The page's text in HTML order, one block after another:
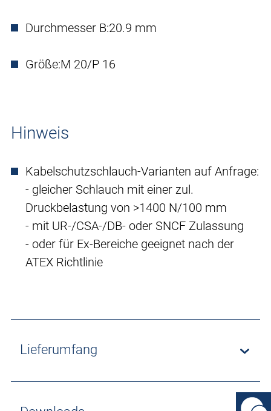
Durchmesser B:20.9 mm
Größe:M 20/P 16
Hinweis
Kabelschutzschlauch-Varianten auf Anfrage:
- gleicher Schlauch mit einer zul.
Druckbelastung von >1400 N/100 mm
- mit UR-/CSA-/DB- oder SNCF Zulassung
- oder für Ex-Bereiche geeignet nach der
ATEX Richtlinie
Lieferumfang